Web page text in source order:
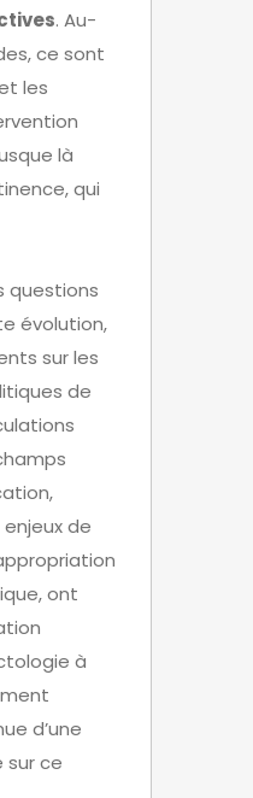
. Au-
ce sont
les
là
qui
questions
évolution,
sur les
de
de
ont
à
d’une
sur ce